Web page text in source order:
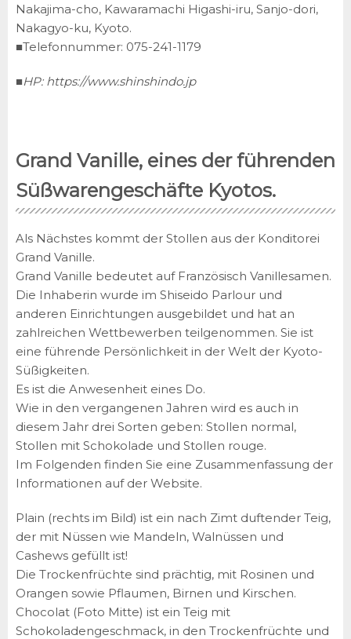
Nakajima-cho, Kawaramachi Higashi-iru, Sanjo-dori,
Nakagyo-ku, Kyoto.
■Telefonnummer: 075-241-1179
■HP:https://www.shinshindo.jp
Grand Vanille, eines der führenden
Süßwarengeschäfte Kyotos.
Als Nächstes kommt der Stollen aus der Konditorei
Grand Vanille.
Grand Vanille bedeutet auf Französisch Vanillesamen.
Die Inhaberin wurde im Shiseido Parlour und
anderen Einrichtungen ausgebildet und hat an
zahlreichen Wettbewerben teilgenommen. Sie ist
eine führende Persönlichkeit in der Welt der Kyoto-
Süßigkeiten.
Es ist die Anwesenheit eines Do.
Wie in den vergangenen Jahren wird es auch in
diesem Jahr drei Sorten geben: Stollen normal,
Stollen mit Schokolade und Stollen rouge.
Im Folgenden finden Sie eine Zusammenfassung der
Informationen auf der Website.
Plain (rechts im Bild) ist ein nach Zimt duftender Teig,
der mit Nüssen wie Mandeln, Walnüssen und
Cashews gefüllt ist!
Die Trockenfrüchte sind prächtig, mit Rosinen und
Orangen sowie Pflaumen, Birnen und Kirschen.
Chocolat (Foto Mitte) ist ein Teig mit
Schokoladengeschmack, in den Trockenfrüchte und